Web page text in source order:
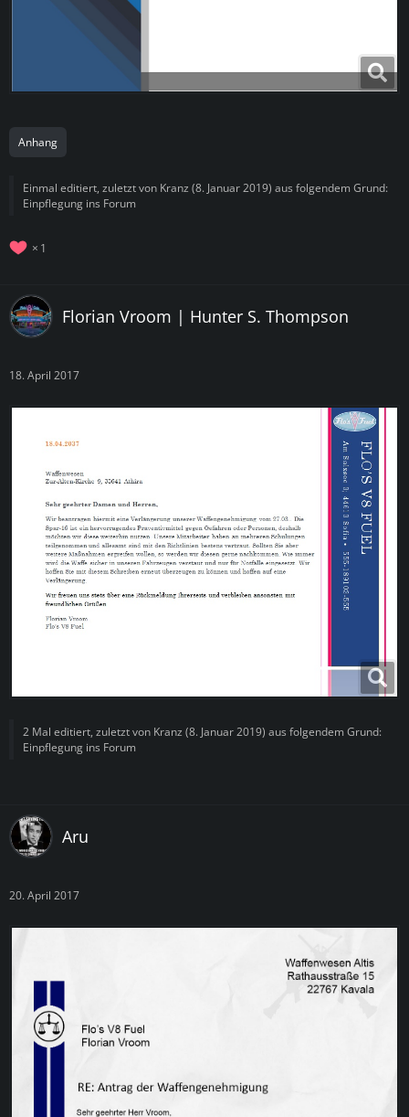
Anhang
Einmal editiert, zuletzt von Kranz (8. Januar 2019) aus folgendem Grund:
Einpflegung ins Forum
1
Florian Vroom | Hunter S. Thompson
18. April 2017
2 Mal editiert, zuletzt von Kranz (8. Januar 2019) aus folgendem Grund:
Einpflegung ins Forum
Aru
20. April 2017